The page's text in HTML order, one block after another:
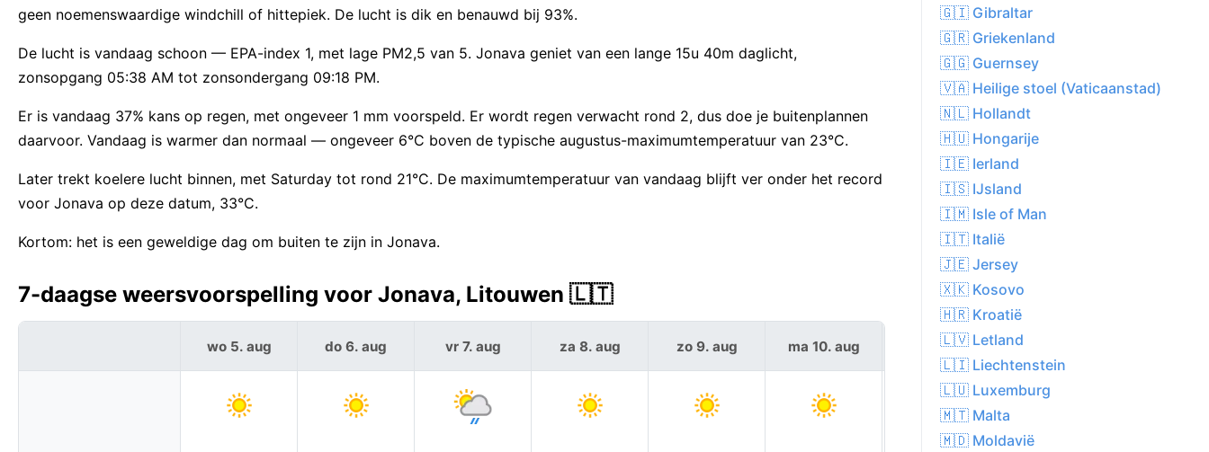
geen noemenswaardige windchill of hittepiek. De lucht is dik en benauwd bij 93%.
De lucht is vandaag schoon — EPA-index 1, met lage PM2,5 van 5. Jonava geniet van een lange 15u 40m daglicht,
zonsopgang 05:38 AM tot zonsondergang 09:18 PM.
Er is vandaag 37% kans op regen, met ongeveer 1 mm voorspeld. Er wordt regen verwacht rond 2, dus doe je buitenplannen
daarvoor. Vandaag is warmer dan normaal — ongeveer 6°C boven de typische augustus-maximumtemperatuur van 23°C.
Later trekt koelere lucht binnen, met Saturday tot rond 21°C. De maximumtemperatuur van vandaag blijft ver onder het record
voor Jonava op deze datum, 33°C.
Kortom: het is een geweldige dag om buiten te zijn in Jonava.
7-daagse weersvoorspelling voor Jonava, Litouwen 🇱🇹
wo 5. aug do 6. aug vr 7. aug za 8. aug zo 9. aug ma 10. aug di 11. aug
🇬🇮 Gibraltar
🇬🇷 Griekenland
🇬🇬 Guernsey
🇻🇦 Heilige stoel (Vaticaanstad)
🇳🇱 Hollandt
🇭🇺 Hongarije
🇮🇪 Ierland
🇮🇸 IJsland
🇮🇲 Isle of Man
🇮🇹 Italië
🇯🇪 Jersey
🇽🇰 Kosovo
🇭🇷 Kroatië
🇱🇻 Letland
🇱🇮 Liechtenstein
🇱🇺 Luxemburg
🇲🇹 Malta
🇲🇩 Moldavië